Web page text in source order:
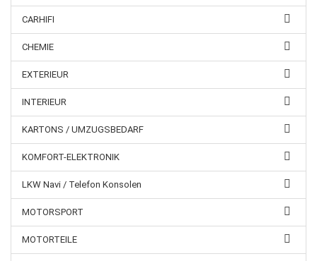
CARHIFI
CHEMIE
EXTERIEUR
INTERIEUR
KARTONS / UMZUGSBEDARF
KOMFORT-ELEKTRONIK
LKW Navi / Telefon Konsolen
MOTORSPORT
MOTORTEILE